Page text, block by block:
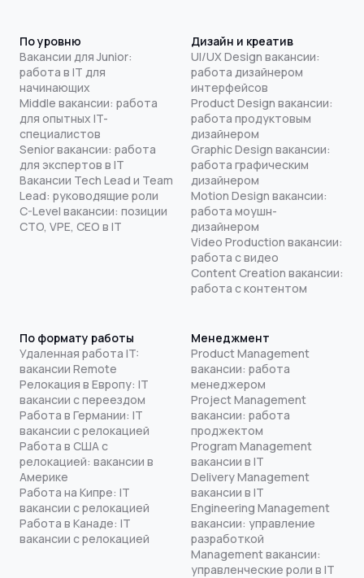
По уровню
Вакансии для Junior:
работа в IT для
начинающих
Middle вакансии: работа
для опытных IT-
специалистов
Senior вакансии: работа
для экспертов в IT
Вакансии Tech Lead и Team
Lead: руководящие роли
C-Level вакансии: позиции
CTO, VPE, CEO в IT
Дизайн и креатив
UI/UX Design вакансии:
работа дизайнером
интерфейсов
Product Design вакансии:
работа продуктовым
дизайнером
Graphic Design вакансии:
работа графическим
дизайнером
Motion Design вакансии:
работа моушн-
дизайнером
Video Production вакансии:
работа с видео
Content Creation вакансии:
работа с контентом
По формату работы
Удаленная работа IT:
вакансии Remote
Релокация в Европу: IT
вакансии с переездом
Работа в Германии: IT
вакансии с релокацией
Работа в США с
релокацией: вакансии в
Америке
Работа на Кипре: IT
вакансии с релокацией
Работа в Канаде: IT
вакансии с релокацией
Менеджмент
Product Management
вакансии: работа
менеджером
Project Management
вакансии: работа
проджектом
Program Management
вакансии в IT
Delivery Management
вакансии в IT
Engineering Management
вакансии: управление
разработкой
Management вакансии:
управленческие роли в IT